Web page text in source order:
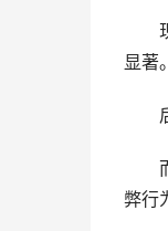
现
显著。
后
而
弊行